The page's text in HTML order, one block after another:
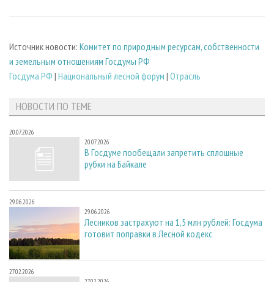
Источник новости: Комитет по природным ресурсам, собственности
и земельным отношениям Госдумы РФ
Госдума РФ | Национальный лесной форум | Отрасль
НОВОСТИ ПО ТЕМЕ
20.07.2026
20.07.2026
В Госдуме пообещали запретить сплошные
рубки на Байкале
29.06.2026
29.06.2026
Лесников застрахуют на 1,5 млн рублей: Госдума
готовит поправки в Лесной кодекс
27.02.2026